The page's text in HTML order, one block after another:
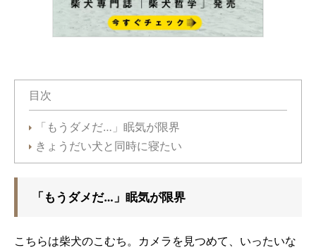
目次
「もうダメだ…」眠気が限界
きょうだい犬と同時に寝たい
「もうダメだ…」眠気が限界
こちらは柴犬のこむち。カメラを見つめて、いったいな